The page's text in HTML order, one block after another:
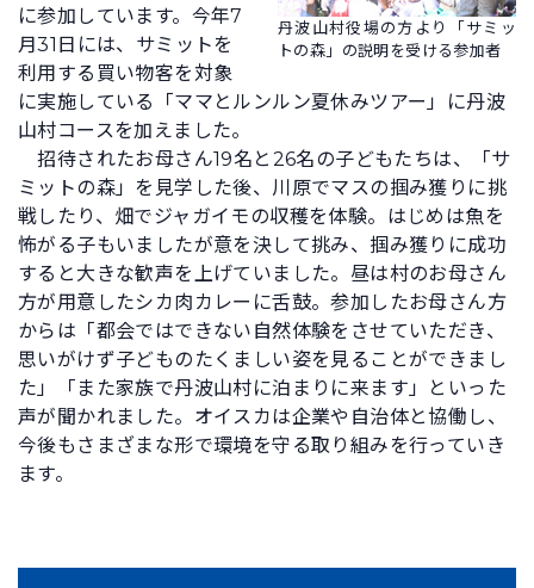
丹波山村役場の方より「サミッ
トの森」の説明を受ける参加者
に参加しています。今年7
月31日には、サミットを
利用する買い物客を対象
に実施している「ママとルンルン夏休みツアー」に丹波
山村コースを加えました。
招待されたお母さん19名と26名の子どもたちは、「サ
ミットの森」を見学した後、川原でマスの掴み獲りに挑
戦したり、畑でジャガイモの収穫を体験。はじめは魚を
怖がる子もいましたが意を決して挑み、掴み獲りに成功
すると大きな歓声を上げていました。昼は村のお母さん
方が用意したシカ肉カレーに舌鼓。参加したお母さん方
からは「都会ではできない自然体験をさせていただき、
思いがけず子どものたくましい姿を見ることができまし
た」「また家族で丹波山村に泊まりに来ます」といった
声が聞かれました。オイスカは企業や自治体と協働し、
今後もさまざまな形で環境を守る取り組みを行っていき
ます。